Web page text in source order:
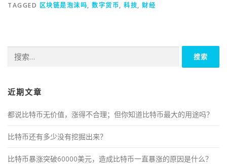
TAGGED 区块链是泡沫吗, 数字货币, 科技, 财经
索：
近期文章
都说比特币无价值，涨得不合理；但你知道比特币最大的用途吗？
比特币还有多少没有挖掘出来？
比特币暴涨突破60000美元，造成比特币一直暴涨的原因是什么？